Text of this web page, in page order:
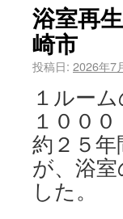
浴室再
崎市
投稿日: 2026年7
１ルー
１０００
約２５
が、浴
した。